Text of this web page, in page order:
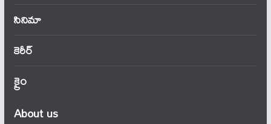
సినిమా
కెరీర్
క్రైం
About us